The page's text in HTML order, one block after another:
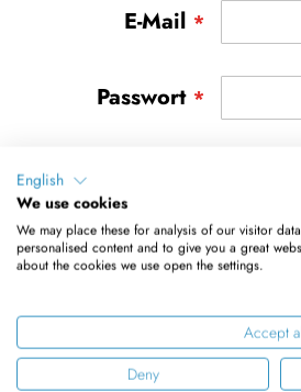
E-Mail
Passwort
English
We use cookies
We may place these for analysis of our visitor
personalised content and to give you a great
about the cookies we use open the settings.
Accept
Deny